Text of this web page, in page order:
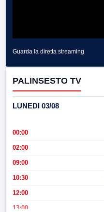
Guarda la diretta streaming
PALINSESTO TV
LUNEDI 03/08
00:00
02:00
09:00
10:30
12:00
13:00